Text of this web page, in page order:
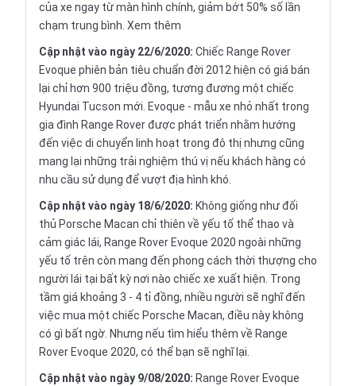
của xe ngay từ màn hình chính, giảm bớt 50% số lần
chạm trung bình. Xem thêm
Cập nhật vào ngày 22/6/2020: Chiếc Range Rover
Evoque phiên bản tiêu chuẩn đời 2012 hiện có giá bán
lại chỉ hơn 900 triệu đồng, tương đương một chiếc
Hyundai Tucson mới. Evoque - mẫu xe nhỏ nhất trong
gia đình Range Rover được phát triển nhằm hướng
đến việc di chuyển linh hoạt trong đô thị nhưng cũng
mang lại những trải nghiệm thú vị nếu khách hàng có
nhu cầu sử dụng để vượt địa hình khó.
Cập nhật vào ngày 18/6/2020: Không giống như đối
thủ Porsche Macan chỉ thiên về yếu tố thể thao và
cảm giác lái, Range Rover Evoque 2020 ngoài những
yếu tố trên còn mang đến phong cách thời thượng cho
người lái tại bất kỳ nơi nào chiếc xe xuất hiện. Trong
tầm giá khoảng 3 - 4 tỉ đồng, nhiều người sẽ nghĩ đến
việc mua một chiếc Porsche Macan, điều này không
có gì bất ngờ. Nhưng nếu tìm hiểu thêm về Range
Rover Evoque 2020, có thể bạn sẽ nghĩ lại.
Cập nhật vào ngày 9/08/2020: Range Rover Evoque